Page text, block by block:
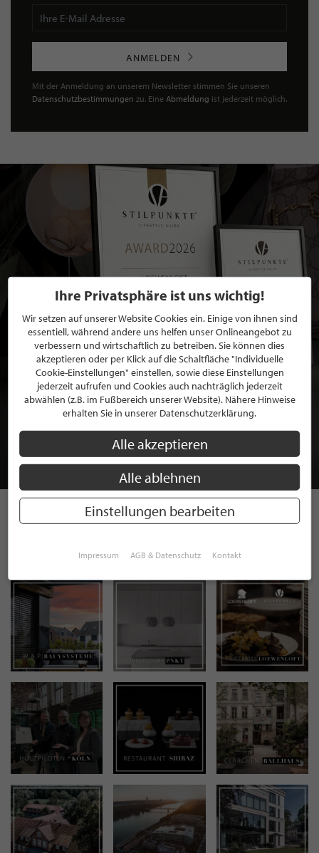
ANMELDEN
Mit der Anmeldung an unserem Newsletter stimmen Sie unseren
Datenschutzbestimmungen zu. Eine Abmeldung ist jederzeit möglich.
BEWERBEN SIE SICH FÜR EINE GRATIS
MITGLIEDSCHAFT BEI STILPUNKTE®
JETZT GRATIS BEWERBEN
INSTAGRAM
Ihre Privatsphäre ist uns wichtig!
Wir setzen auf unserer Website Cookies ein. Einige von ihnen sind
essentiell, während andere uns helfen unser Onlineangebot zu
verbessern und wirtschaftlich zu betreiben. Sie können dies
akzeptieren oder per Klick auf die Schaltfläche "Individuelle
Cookie-Einstellungen" einstellen, sowie diese Einstellungen
jederzeit aufrufen und Cookies auch nachträglich jederzeit
abwählen (z.B. im Fußbereich unserer Website). Nähere Hinweise
erhalten Sie in unserer Datenschutzerklärung.
Alle akzeptieren
Alle ablehnen
Einstellungen bearbeiten
Impressum AGB & Datenschutz Kontakt